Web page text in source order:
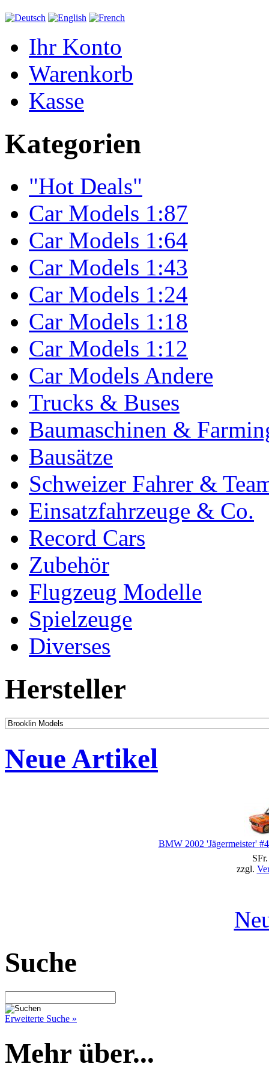
Ihr Konto
Warenkorb
Kasse
Kategorien
"Hot Deals"
Car Models 1:87
Car Models 1:64
Car Models 1:43
Car Models 1:24
Car Models 1:18
Car Models 1:12
Car Models Andere
Trucks & Buses
Baumaschinen &
Bausätze
Schweizer Fahrer &
Einsatzfahrzeuge & Co.
Record Cars
Zubehör
Flugzeug Modelle
Spielzeuge
Diverses
Hersteller
Neue Artikel
BMW 2002 'Jägermeister'
zzgl.
Suche
Erweiterte Suche »
Mehr über...